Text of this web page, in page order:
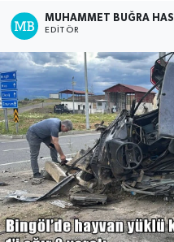
MUHAMMET BUĞRA HAS
EDITÖR
Spor
Siyaset
Teknoloji
Kültür Sanat
Muş
Son Dakika Haberleri
Haber Arşivi